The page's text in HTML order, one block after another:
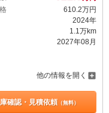
610. 2万円
2024年
1.1万km
2027年08月
他の情報を開く
確認・見積依頼（無料）